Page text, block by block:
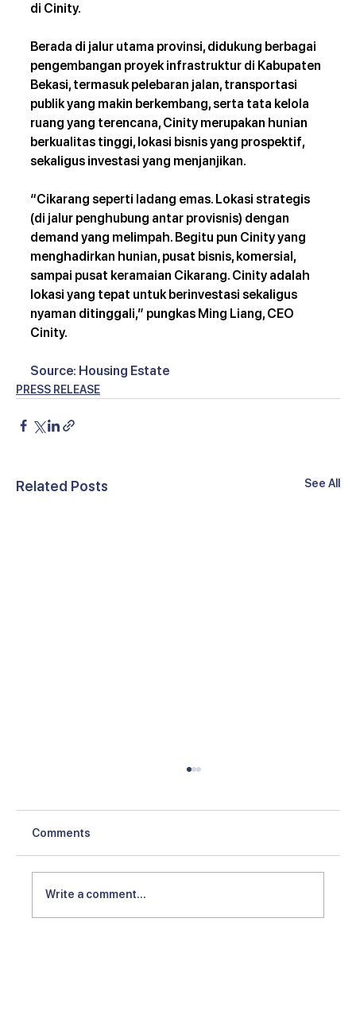
di Cinity.
Berada di jalur utama provinsi, didukung berbagai
pengembangan proyek infrastruktur di Kabupaten
Bekasi, termasuk pelebaran jalan, transportasi
publik yang makin berkembang, serta tata kelola
ruang yang terencana, Cinity merupakan hunian
berkualitas tinggi, lokasi bisnis yang prospektif,
sekaligus investasi yang menjanjikan.
“Cikarang seperti ladang emas. Lokasi strategis
(di jalur penghubung antar provisnis) dengan
demand yang melimpah. Begitu pun Cinity yang
menghadirkan hunian, pusat bisnis, komersial,
sampai pusat keramaian Cikarang. Cinity adalah
lokasi yang tepat untuk berinvestasi sekaligus
nyaman ditinggali,” pungkas Ming Liang, CEO
Cinity.
Source: Housing Estate
PRESS RELEASE
Related Posts See All
Comments
Write a comment...